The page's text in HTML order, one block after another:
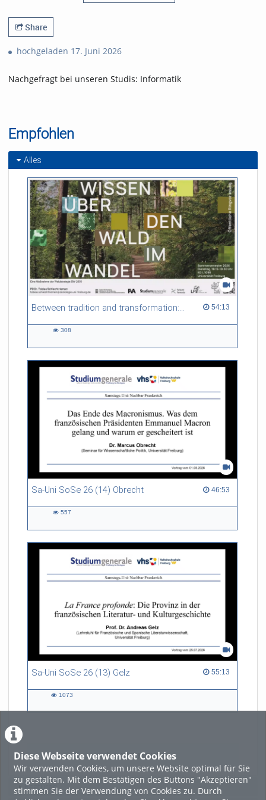
Diese Webseite verwendet Cookies
Wir verwenden Cookies, um unsere Website optimal für Sie
zu gestalten. Mit dem Bestätigen des Buttons "Akzeptieren"
stimmen Sie der Verwendung von Cookies zu. Durch
Share
hochgeladen 17. Juni 2026
Nachgefragt bei unseren Studis: Informatik
Empfohlen
Alles
Between tradition and transformation: how owners, advisers and institutions co-create knowledge for resilient forests in Europe 54:13
54:13 duration
308
Sa-Uni SoSe 26 (14) Obrecht 46:53
46:53 duration
557
Sa-Uni SoSe 26 (13) Gelz 55:13
55:13 duration
1073
LADE MEHR
Featured